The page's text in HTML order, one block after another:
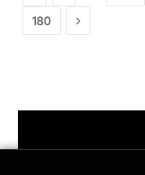
180 Next